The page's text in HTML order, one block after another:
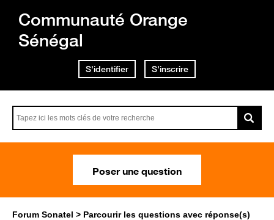
Communauté Orange
Sénégal
S'identifier S'inscrire
Poser une question
Forum Sonatel Parcourir les questions avec réponse(s)